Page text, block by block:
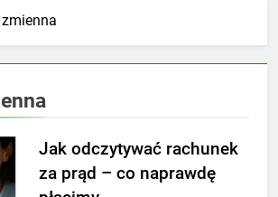
zmienna
Jak odczytywać rachunek
za prąd – co naprawdę